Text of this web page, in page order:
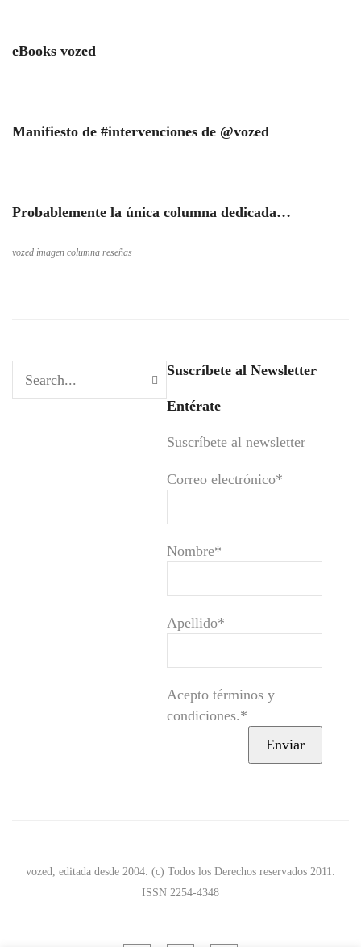
eBooks vozed
Manifiesto de #intervenciones de @vozed
Probablemente la única columna dedicada…
vozed imagen columna reseñas
Suscríbete al Newsletter
Entérate
Suscríbete al newsletter
Correo electrónico*
Nombre*
Apellido*
Acepto términos y
condiciones.*
vozed, editada desde 2004. (c) Todos los Derechos reservados 2011.
ISSN 2254-4348